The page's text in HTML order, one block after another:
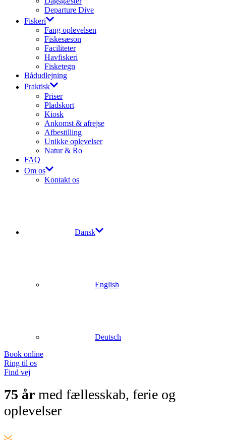
Departure Dive
Fiskeri
Fang oplevelsen
Fiskesæson
Faciliteter
Havfiskeri
Fisketegn
Bådudlejning
Praktisk
Priser
Pladskort
Kiosk
Ankomst & afrejse
Afbestilling
Unikke oplevelser
Natur & Ro
FAQ
Om os
Kontakt os
Dansk
English
Deutsch
Book online
Ring til os
Find vej
75 år med fællesskab, ferie og
oplevelser